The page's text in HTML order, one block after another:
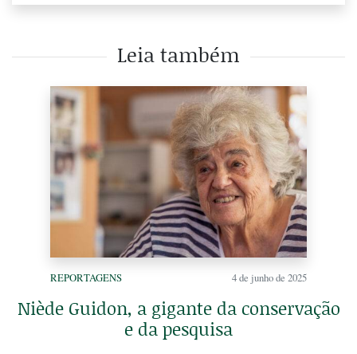
Leia também
REPORTAGENS 4 de junho de 2025
Niède Guidon, a gigante da conservação
e da pesquisa